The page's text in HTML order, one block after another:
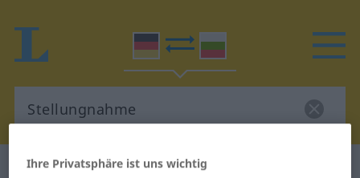
Deutsch-Bulgarisch Wörterbuch
Ihre Privatsphäre ist uns wichtig